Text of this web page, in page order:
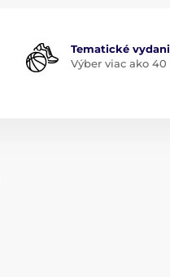
Tematické
Výber viac ako 40